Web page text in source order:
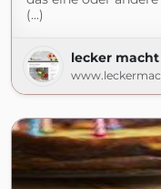
(...)
lecker